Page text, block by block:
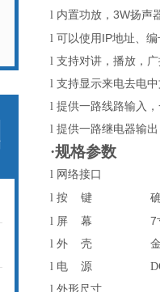
l 内置功放， 3W扬声
l 可以使用 IP地址、
l 支持对讲，播放，
l 支持显示来电去电
l 提供一路线路输入
l 提供一路继电器输
·规格参数
l 网络接口
l 按 键
l 屏 幕 7
l 外 壳
l 电 源
l 外形尺寸